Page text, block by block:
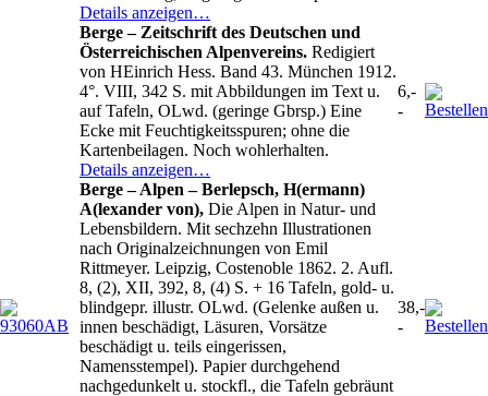
Details anzeigen…
Berge – Zeitschrift des Deutschen und
Österreichischen Alpenvereins. Redigiert
von HEinrich Hess. Band 43. München 1912.
4°. VIII, 342 S. mit Abbildungen im Text u.
auf Tafeln, OLwd. (geringe Gbrsp.) Eine
Ecke mit Feuchtigkeitsspuren; ohne die
Kartenbeilagen. Noch wohlerhalten.
Details anzeigen…
6,-
-
Berge – Alpen – Berlepsch, H(ermann)
A(lexander von), Die Alpen in Natur- und
Lebensbildern. Mit sechzehn Illustrationen
nach Originalzeichnungen von Emil
Rittmeyer. Leipzig, Costenoble 1862. 2. Aufl.
8, (2), XII, 392, 8, (4) S. + 16 Tafeln, gold- u.
blindgepr. illustr. OLwd. (Gelenke außen u.
innen beschädigt, Läsuren, Vorsätze
beschädigt u. teils eingerissen,
Namensstempel). Papier durchgehend
nachgedunkelt u. stockfl., die Tafeln gebräunt
38,-
-